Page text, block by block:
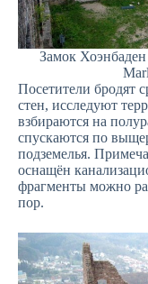
Замок
Посетители бродят
стен, исследуют
взбираются на
спускаются по
подземелья.
оснащён
фрагменты можно
пор.